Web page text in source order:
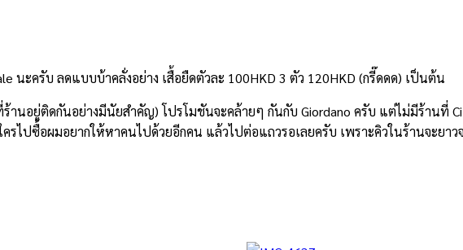
นะครับ ลดแบบบ้าคลั่งอย่าง เสื้อยืดตัวละ 100HKD 3 ตัว 120HKD (กรี๊ดดด) เป็นต้น
านอยู่ติดกันอย่างมีนัยสำคัญ) โปรโมชันจะคล้ายๆ กันกับ Giordano ครับ แต่ไม่มีร้านที่
ไปซื้อผมอยากให้หาคนไปด้วยอีกคน แล้วไปต่อแถวรอเลยครับ เพราะคิวในร้านจะยา